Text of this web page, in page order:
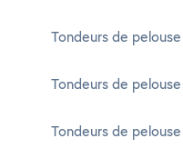
Tondeurs de
Tondeurs de
Tondeurs de